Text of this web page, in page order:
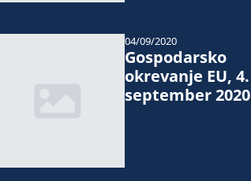
Gospodarsko
okrevanje EU, 4.
september 2020
04/09/2020